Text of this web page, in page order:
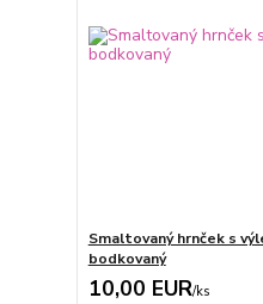
Smaltovaný hrnček s
bodkovaný
10,00 EUR/ks